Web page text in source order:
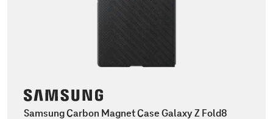
Samsung Carbon Magnet Case Galaxy Z Fold8